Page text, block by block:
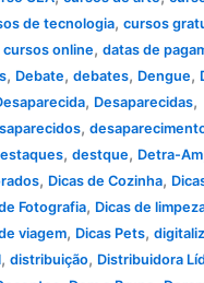
de tecnologia,cursos
cursos online,datas de
, Debate,debates, Dengue,
, Desaparecidas,
,
,destque, Detra-Am
, Dicas de Cozinha,
Fotografia, Dicas de
viagem, Dicas Pets,
,distribuição, Distribuidora